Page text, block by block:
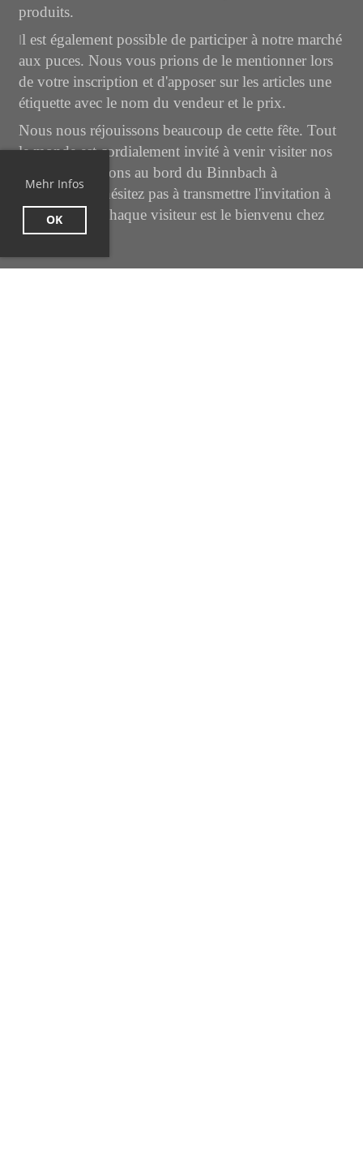
Mehr Infos
OK
produits.
Il est également possible de participer à notre marché
aux puces. Nous vous prions de le mentionner lors
de votre inscription et d'apposer sur les articles une
étiquette avec le nom du vendeur et le prix.
Nous nous réjouissons beaucoup de cette fête. Tout
le monde est cordialement invité à venir visiter nos
belles installations au bord du Binnbach à
Witterswil. N'hésitez pas à transmettre l'invitation à
vos amis, car chaque visiteur est le bienvenu chez
nous.